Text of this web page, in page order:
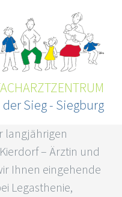
der Sieg - Siegburg
langjährigen
– Ärztin und
Ihnen eingehende
Legasthenie,